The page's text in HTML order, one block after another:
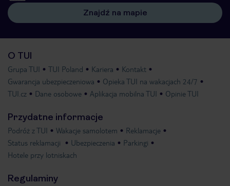
Znajdź na mapie
O TUI
Grupa TUI TUI Poland Kariera
Kontakt
Gwarancja ubezpieczeniowa
Opieka TUI na wakacjach 24/7
TUI.cz
Dane osobowe Aplikacja mobilna TUI Opinie TUI
Przydatne informacje
Podróż z TUI Wakacje samolotem
Reklamacje
Status reklamacji
Ubezpieczenia
Parkingi
Hotele przy lotniskach
Regulaminy